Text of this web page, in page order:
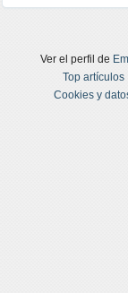
Ver el perfil de
Top artículos
Cookies y